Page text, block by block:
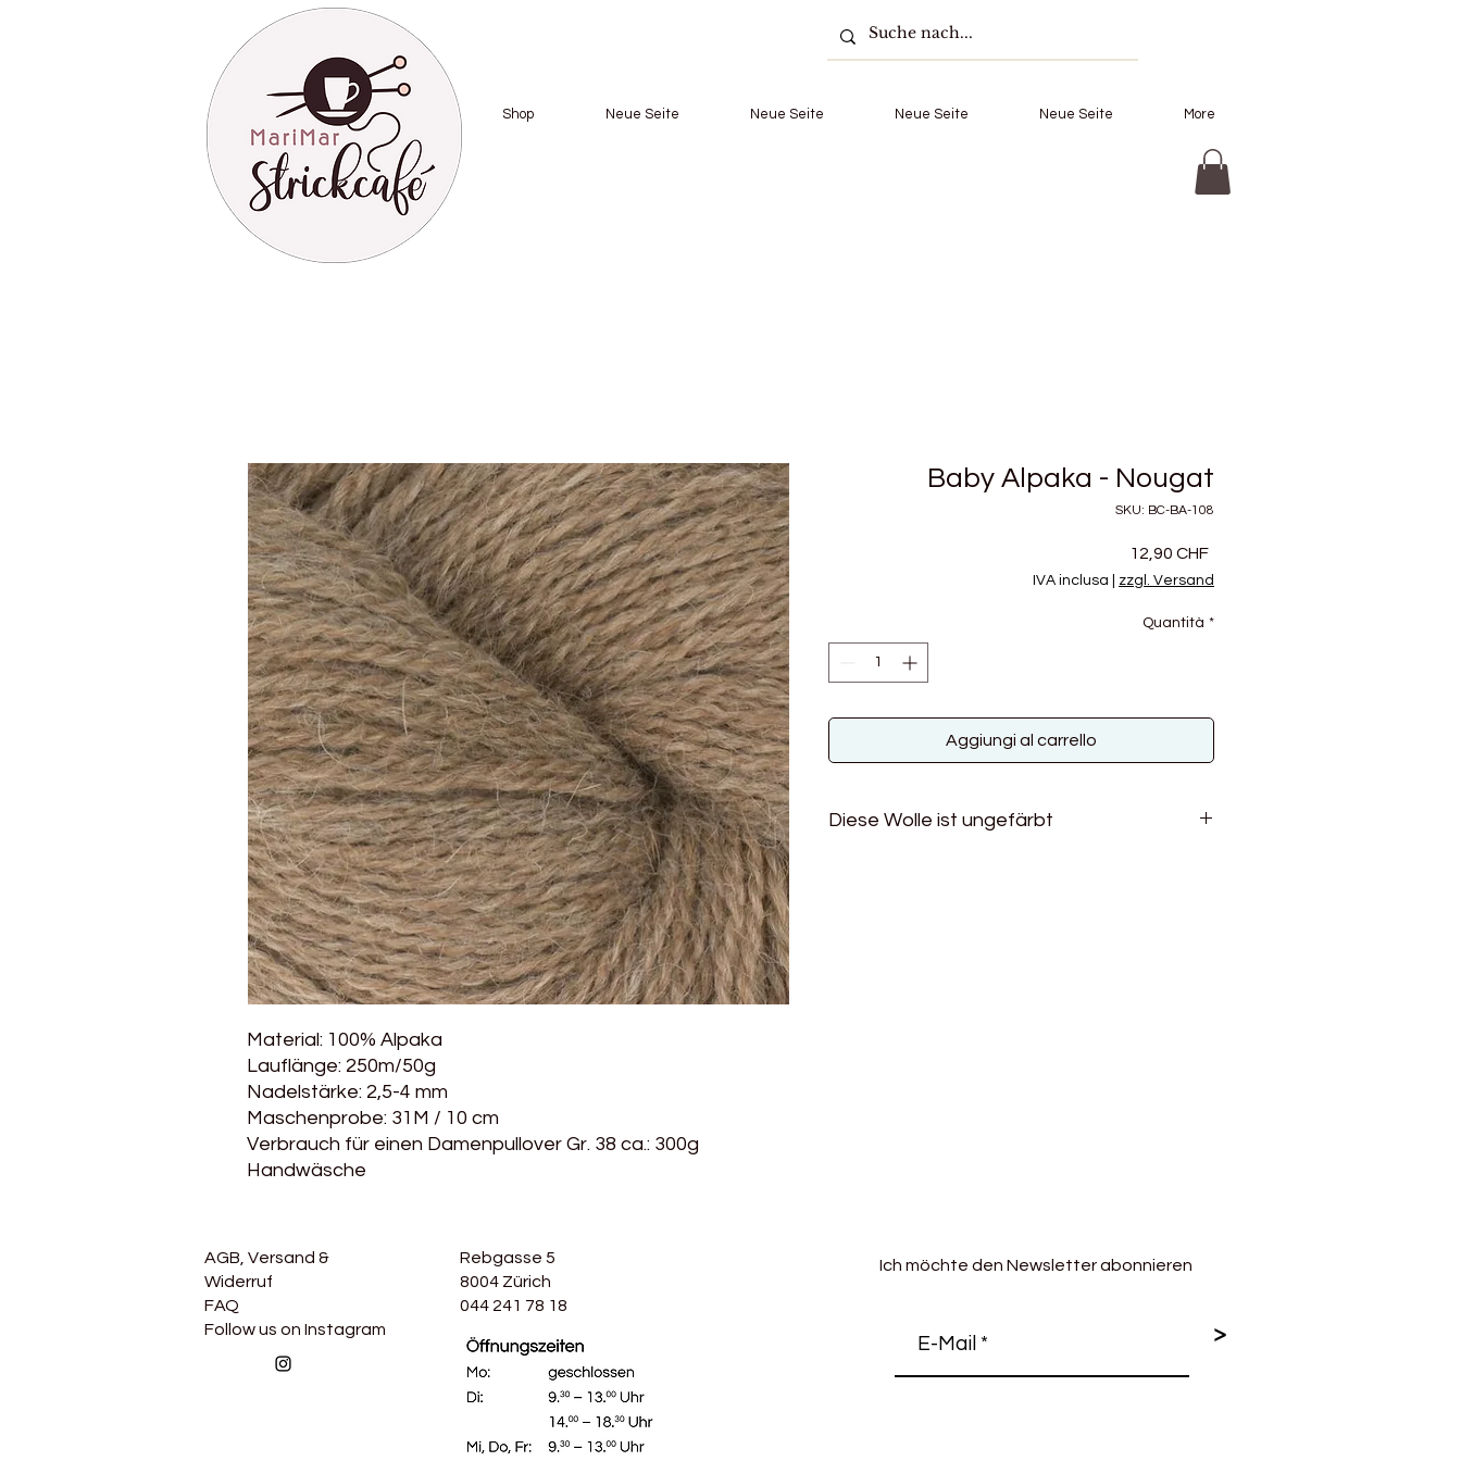
Shop Neue Seite Neue Seite Neue Seite Neue Seite More
Material: 100% Alpaka
Lauflänge: 250m/50g
Nadelstärke: 2,5-4 mm
Maschenprobe: 31M / 10 cm
Verbrauch für einen Damenpullover Gr. 38 ca.: 300g
Handwäsche
Baby Alpaka - Nougat
SKU: BC-BA-108
12,90 CHFPrezzo
IVA inclusa zzgl. Versand
Quantità *
Aggiungi al carrello
Diese Wolle ist ungefärbt
AGB, Versand &
Widerruf
FAQ
Follow us on Instagram
Rebgasse 5
8004 Zürich
044 241 78 18
Ich möchte den Newsletter abonnieren
>